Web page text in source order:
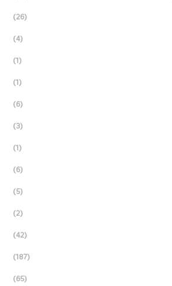
(26)
(4)
(1)
(1)
(6)
(3)
(1)
(6)
(5)
(2)
(42)
(187)
(65)